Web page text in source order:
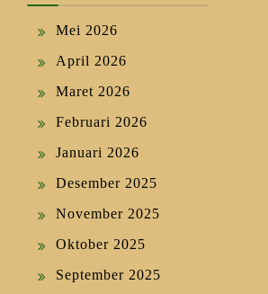
Mei 2026
April 2026
Maret 2026
Februari 2026
Januari 2026
Desember 2025
November 2025
Oktober 2025
September 2025